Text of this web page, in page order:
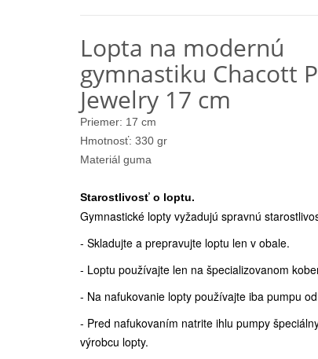
Lopta na modernú
gymnastiku Chacott
Jewelry 17 cm
Priemer: 17 cm
Hmotnosť: 330 gr
Materiál guma
Starostlivosť o loptu.
Gymnastické lopty vyžadujú spravnú
- Skladujte a prepravujte loptu len v obale.
- Loptu používajte len na špecializovanom
- Na nafukovanie lopty používajte iba pumpu
- Pred nafukovaním natrite ihlu pumpy
výrobcu lopty.